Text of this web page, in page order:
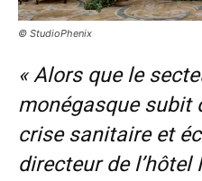
© StudioPhenix
« Alors que le
monégasque subit
crise sanitaire et
directeur de l’hôtel